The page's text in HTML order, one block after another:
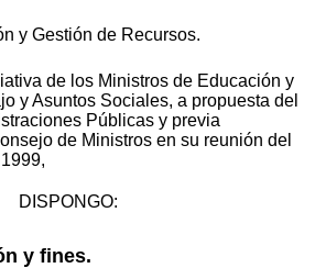
y Gestión de Recursos.
de los Ministros de Educación y
y Asuntos Sociales, a propuesta del
Públicas y previa
de Ministros en su reunión del
DISPONGO:
y fines.